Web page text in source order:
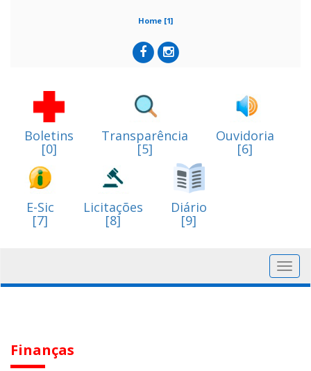
Home [1]
Boletins
[0]
Transparência
[5]
Ouvidoria
[6]
E-Sic
[7]
Licitações
[8]
Diário
[9]
Finanças